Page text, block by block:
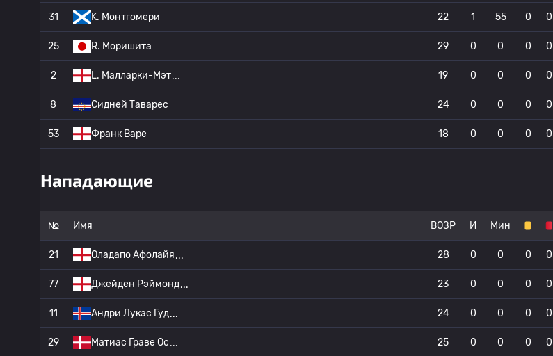
31 K. Монтгомери 22 1 55 0 0
25 R. Моришита 29 0 0 0 0
2 L. Малларки-Мэт 19 0 0 0 0
8 Сидней Таварес 24 0 0 0 0
53 Франк Варе 18 0 0 0 0
Нападающие
№ Имя ВОЗР И Мин
21 Оладапо Афолайя 28 0 0 0 0
77 Джейден Рэймонд 23 0 0 0 0
11 Андри Лукас Гуд 24 0 0 0 0
29 Матиас Граве Ос 25 0 0 0 0